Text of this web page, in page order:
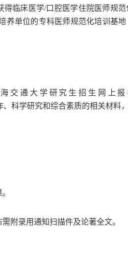
得临床医学/口腔医学住院医师规
养单位的专科医师规范化培训基
交通大学研究生招生网上报
科学研究和综合素质的相关材料，
附录用通知扫描件及论著全文。